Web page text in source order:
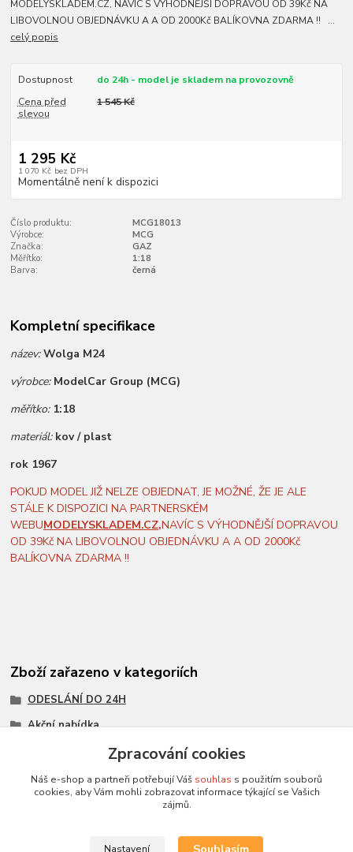
MODELYSKLADEM.CZ, NAVÍC S VÝHODNĚJŠÍ DOPRAVOU OD 39Kč NA
LIBOVOLNOU OBJEDNÁVKU A A OD 2000Kč BALÍKOVNA ZDARMA !! ...
celý popis
Dostupnost
do 24h - model je skladem na provozovně
Cena před
slevou
1 545 Kč
1 295 Kč
1 070 Kč bez DPH
Momentálně není k dispozici
Číslo produktu:
MCG18013
Výrobce:
MCG
Značka:
GAZ
Měřítko:
1:18
Barva:
černá
Kompletní specifikace
název:Wolga M24
výrobce: ModelCar Group (MCG)
měřítko: 1:18
materiál: kov / plast
rok 1967
POKUD MODEL JIŽ NELZE OBJEDNAT, JE MOŽNÉ, ŽE JE ALE
STÁLE K DISPOZICI NA PARTNERSKÉM
WEBUMODELYSKLADEM.CZ,NAVÍC S VÝHODNĚJŠÍ DOPRAVOU
OD 39Kč NA LIBOVOLNOU OBJEDNÁVKU A A OD 2000Kč
BALÍKOVNA ZDARMA !!
Zboží zařazeno v kategoriích
ODESLÁNÍ DO 24H
Akční nabídka
Všechny modely
Modely 1:18
měřítko 1:18
Zpracování cookies
Náš e-shop a partneři potřebují Váš souhlas s použitím souborů
cookies, aby Vám mohli zobrazovat informace týkající se Vašich
zájmů.
Nastavení